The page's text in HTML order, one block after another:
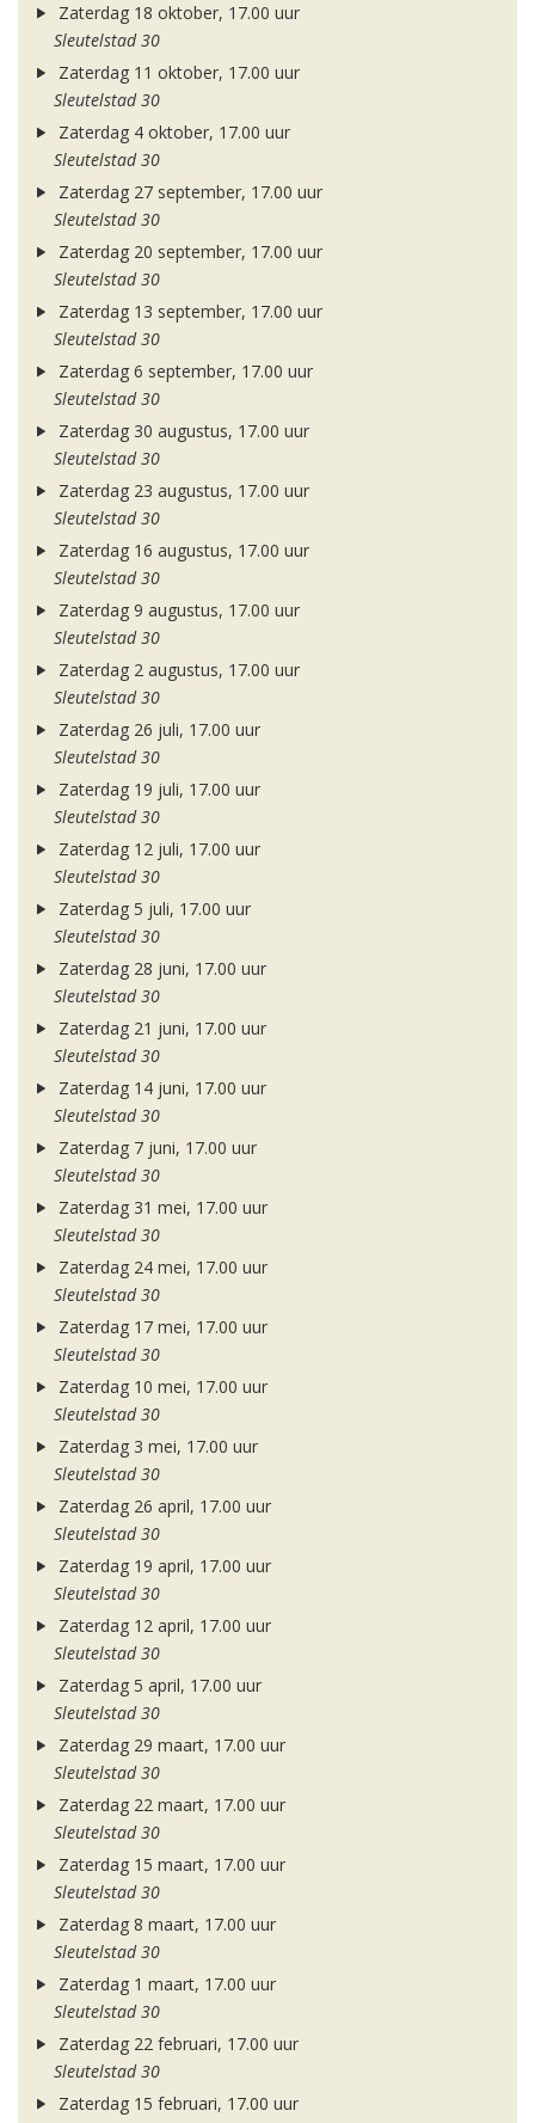
Zaterdag 18 oktober, 17.00 uur
Sleutelstad 30
Zaterdag 11 oktober, 17.00 uur
Sleutelstad 30
Zaterdag 4 oktober, 17.00 uur
Sleutelstad 30
Zaterdag 27 september, 17.00 uur
Sleutelstad 30
Zaterdag 20 september, 17.00 uur
Sleutelstad 30
Zaterdag 13 september, 17.00 uur
Sleutelstad 30
Zaterdag 6 september, 17.00 uur
Sleutelstad 30
Zaterdag 30 augustus, 17.00 uur
Sleutelstad 30
Zaterdag 23 augustus, 17.00 uur
Sleutelstad 30
Zaterdag 16 augustus, 17.00 uur
Sleutelstad 30
Zaterdag 9 augustus, 17.00 uur
Sleutelstad 30
Zaterdag 2 augustus, 17.00 uur
Sleutelstad 30
Zaterdag 26 juli, 17.00 uur
Sleutelstad 30
Zaterdag 19 juli, 17.00 uur
Sleutelstad 30
Zaterdag 12 juli, 17.00 uur
Sleutelstad 30
Zaterdag 5 juli, 17.00 uur
Sleutelstad 30
Zaterdag 28 juni, 17.00 uur
Sleutelstad 30
Zaterdag 21 juni, 17.00 uur
Sleutelstad 30
Zaterdag 14 juni, 17.00 uur
Sleutelstad 30
Zaterdag 7 juni, 17.00 uur
Sleutelstad 30
Zaterdag 31 mei, 17.00 uur
Sleutelstad 30
Zaterdag 24 mei, 17.00 uur
Sleutelstad 30
Zaterdag 17 mei, 17.00 uur
Sleutelstad 30
Zaterdag 10 mei, 17.00 uur
Sleutelstad 30
Zaterdag 3 mei, 17.00 uur
Sleutelstad 30
Zaterdag 26 april, 17.00 uur
Sleutelstad 30
Zaterdag 19 april, 17.00 uur
Sleutelstad 30
Zaterdag 12 april, 17.00 uur
Sleutelstad 30
Zaterdag 5 april, 17.00 uur
Sleutelstad 30
Zaterdag 29 maart, 17.00 uur
Sleutelstad 30
Zaterdag 22 maart, 17.00 uur
Sleutelstad 30
Zaterdag 15 maart, 17.00 uur
Sleutelstad 30
Zaterdag 8 maart, 17.00 uur
Sleutelstad 30
Zaterdag 1 maart, 17.00 uur
Sleutelstad 30
Zaterdag 22 februari, 17.00 uur
Sleutelstad 30
Zaterdag 15 februari, 17.00 uur